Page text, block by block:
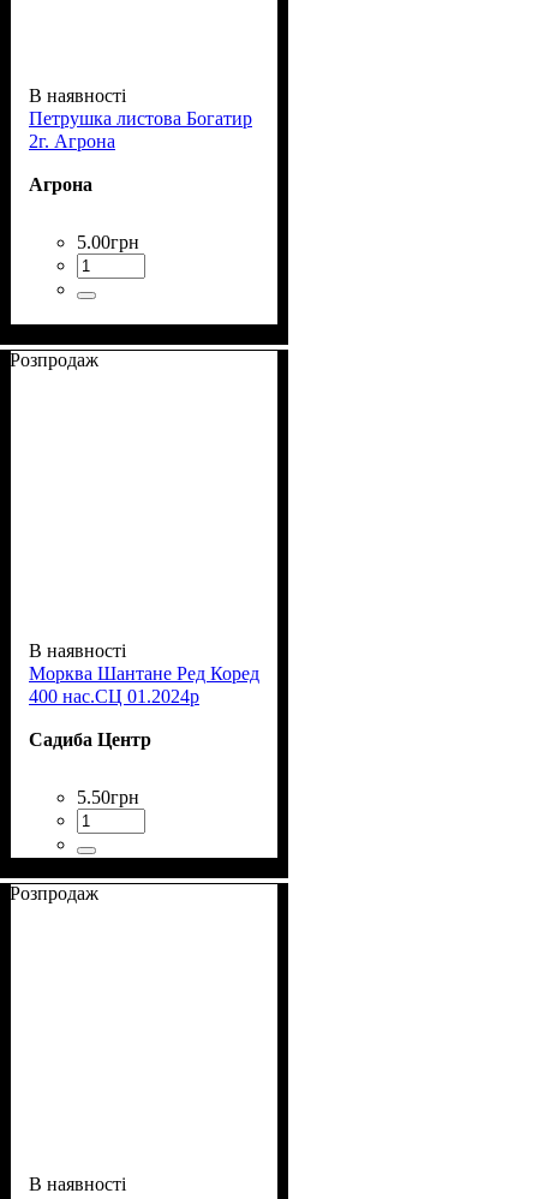
В наявності
Петрушка листова Богатир
2г. Агрона
Агрона
5.00грн
Розпродаж
В наявності
Морква Шантане Ред Коред
400 нас.СЦ 01.2024р
Садиба Центр
5.50грн
Розпродаж
В наявності